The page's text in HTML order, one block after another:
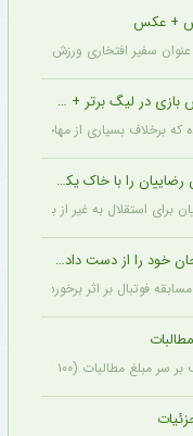
+ عکس
سفیر افتخاری ورزش چوگان
در لیگ برتر + عکس
که برخلاف بسیاری از مهاجمان
خاک یکسان کرد + جزئیات
استقلال به غیر از بازار
یورو) قصد شکایت از باشگاه را دارد.